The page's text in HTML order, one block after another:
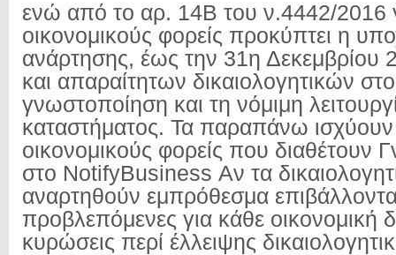
ενώ από το αρ. 14Β του ν.4442/2016
οικονομικούς φορείς προκύπτει η
ανάρτησης, έως την 31η
και απαραίτητων δικαιολογητικών
γνωστοποίηση και τη νόμιμη
καταστήματος. Τα παραπάνω ισχύουν
οικονομικούς φορείς που διαθέτουν
στο NotifyBusiness Αν τα
αναρτηθούν εμπρόθεσμα
προβλεπόμενες για κάθε οικονομική
κυρώσεις περί έλλειψης